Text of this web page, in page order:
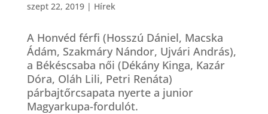
szept 22, 2019| Hírek
A Honvéd férfi (Hosszú Dániel, Macska
Ádám, Szakmáry Nándor, Ujvári András),
a Békéscsaba női (Dékány Kinga, Kazár
Dóra, Oláh Lili, Petri Renáta)
párbajtőrcsapata nyerte a junior
Magyarkupa-fordulót.